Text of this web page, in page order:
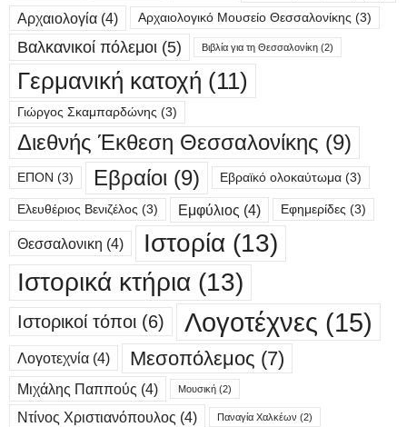
Αρχαιολογία (4) Αρχαιολογικό Μουσείο Θεσσαλονίκης (3)
Βαλκανικοί πόλεμοι (5) Βιβλία για τη Θεσσαλονίκη (2)
Γερμανική κατοχή (11)
Γιώργος Σκαμπαρδώνης (3)
Διεθνής Έκθεση Θεσσαλονίκης (9)
ΕΠΟΝ (3) Εβραίοι (9) Εβραϊκό ολοκαύτωμα (3)
Ελευθέριος Βενιζέλος (3) Εμφύλιος (4) Εφημερίδες (3)
Θεσσαλονικη (4) Ιστορία (13)
Ιστορικά κτήρια (13)
Ιστορικοί τόποι (6) Λογοτέχνες (15)
Λογοτεχνία (4) Μεσοπόλεμος (7)
Μιχάλης Παππούς (4) Μουσική (2)
Ντίνος Χριστιανόπουλος (4) Παναγία Χαλκέων (2)